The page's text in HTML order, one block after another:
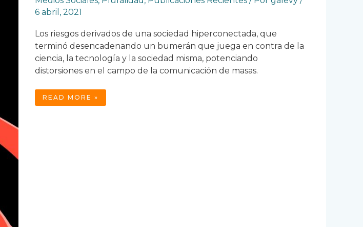
6 abril, 2021
Los riesgos derivados de una sociedad hiperconectada, que
terminó desencadenando un bumerán que juega en contra de la
ciencia, la tecnología y la sociedad misma, potenciando
distorsiones en el campo de la comunicación de masas.
LA
READ MORE »